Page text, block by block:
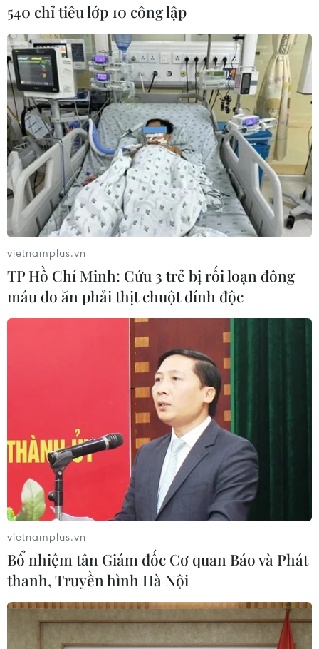
phạm lợi dụng cơ chế tị nạn của Anh.
Nhà lãnh đạo Anh không cho rằng tất cả các vấn
đề của đất nước sẽ chấm dứt trong năm mới,
song cho biết năm 2023 là cơ hội để "giới thiệu
những gì tốt nhất của nước Anh" ra thế giới./.
(TTXVN/Vietnam+)
#Thủ tướng Anh
#Rishi Sunak
#phục hồi sau đại dịch
#xung đột ở Ukraine
Anh
Theo dõi VietnamPlus
TIN LIÊN QUAN
540 chỉ tiêu lớp 10 công lập
vietnamplus.vn
TP Hồ Chí Minh: Cứu 3 trẻ bị rối loạn đông
máu do ăn phải thịt chuột dính độc
vietnamplus.vn
Bổ nhiệm tân Giám đốc Cơ quan Báo và Phát
thanh, Truyền hình Hà Nội